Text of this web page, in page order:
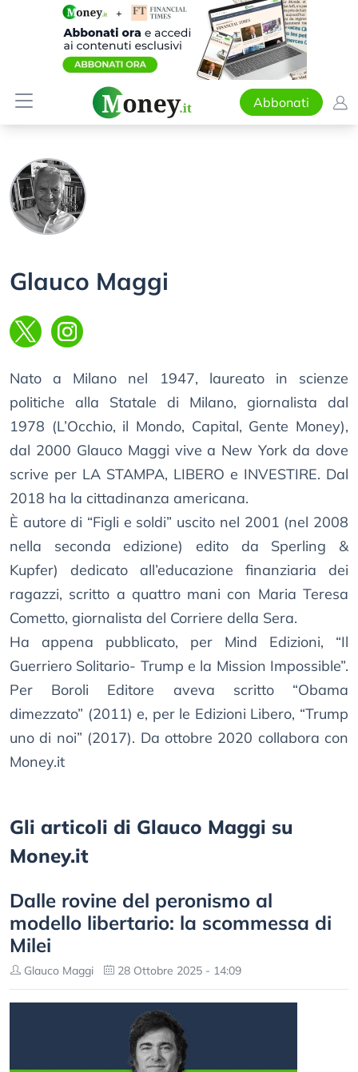
Abbonati
Glauco Maggi
Nato a Milano nel 1947, laureato in scienze
politiche alla Statale di Milano, giornalista dal
1978 (L’Occhio, il Mondo, Capital, Gente Money),
dal 2000 Glauco Maggi vive a New York da dove
scrive per LA STAMPA, LIBERO e INVESTIRE. Dal
2018 ha la cittadinanza americana.
È autore di “Figli e soldi” uscito nel 2001 (nel 2008
nella seconda edizione) edito da Sperling &
Kupfer) dedicato all’educazione finanziaria dei
ragazzi, scritto a quattro mani con Maria Teresa
Cometto, giornalista del Corriere della Sera.
Ha appena pubblicato, per Mind Edizioni, “Il
Guerriero Solitario- Trump e la Mission Impossible”.
Per Boroli Editore aveva scritto “Obama
dimezzato” (2011) e, per le Edizioni Libero, “Trump
uno di noi” (2017). Da ottobre 2020 collabora con
Money.it
Gli articoli di Glauco Maggi su
Money.it
Dalle rovine del peronismo al
modello libertario: la scommessa di
Milei
Glauco Maggi 28 Ottobre 2025 - 14:09